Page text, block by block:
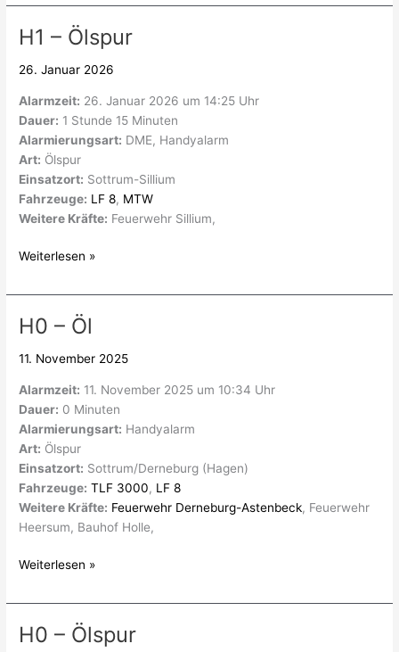
H1 – Ölspur
26. Januar 2026
Alarmzeit: 26. Januar 2026 um 14:25 Uhr
Dauer: 1 Stunde 15 Minuten
Alarmierungsart: DME, Handyalarm
Art: Ölspur
Einsatzort: Sottrum-Sillium
Fahrzeuge: LF 8, MTW
Weitere Kräfte: Feuerwehr Sillium,
H1
Ölspur
Weiterlesen »
H0 – Öl
11. November 2025
Alarmzeit: 11. November 2025 um 10:34 Uhr
Dauer: 0 Minuten
Alarmierungsart: Handyalarm
Art: Ölspur
Einsatzort: Sottrum/Derneburg (Hagen)
Fahrzeuge: TLF 3000, LF 8
Weitere Kräfte: Feuerwehr Derneburg-Astenbeck, Feuerwehr
Heersum, Bauhof Holle,
H0
Öl
Weiterlesen »
H0 – Ölspur
H0